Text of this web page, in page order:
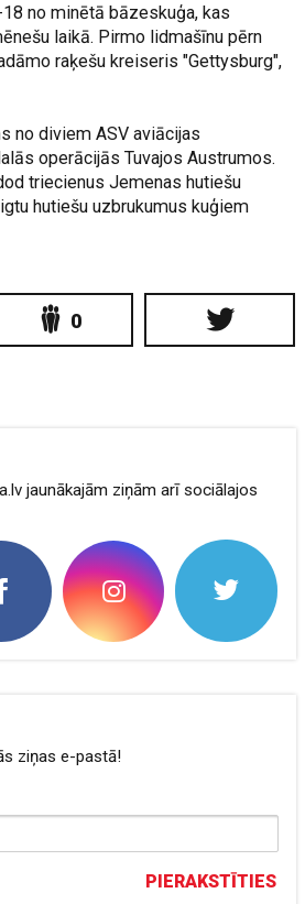
no minētā bāzeskuģa, kas
laikā. Pirmo lidmašīnu pērn
raķešu kreiseris "Gettysburg",
no diviem ASV aviācijas
operācijās Tuvajos Austrumos.
triecienus Jemenas hutiešu
hutiešu uzbrukumus kuģiem
0
jaunākajām ziņām arī sociālajos
ziņas e-pastā!
PIERAKSTĪTIES